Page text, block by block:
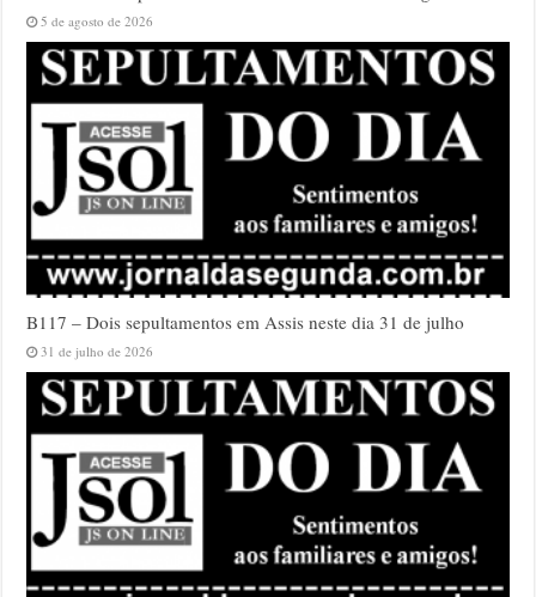
5 de agosto de 2026
B117 – Dois sepultamentos em Assis neste dia 31 de julho
31 de julho de 2026